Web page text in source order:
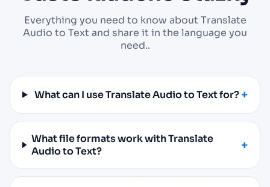
Everything you need to know about Translate
Audio to Text and share it in the language you
need..
What can I use Translate Audio to Text for?
What file formats work with Translate
Audio to Text?